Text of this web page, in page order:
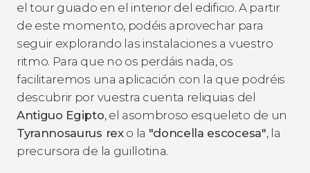
el tour guiado en el interior del edificio. A partir
de este momento, podéis aprovechar para
seguir explorando las instalaciones a vuestro
ritmo. Para que no os perdáis nada, os
facilitaremos una aplicación con la que podréis
descubrir por vuestra cuenta reliquias del
Antiguo Egipto, el asombroso esqueleto de un
Tyrannosaurus rexo la "doncella escocesa", la
precursora de la guillotina.